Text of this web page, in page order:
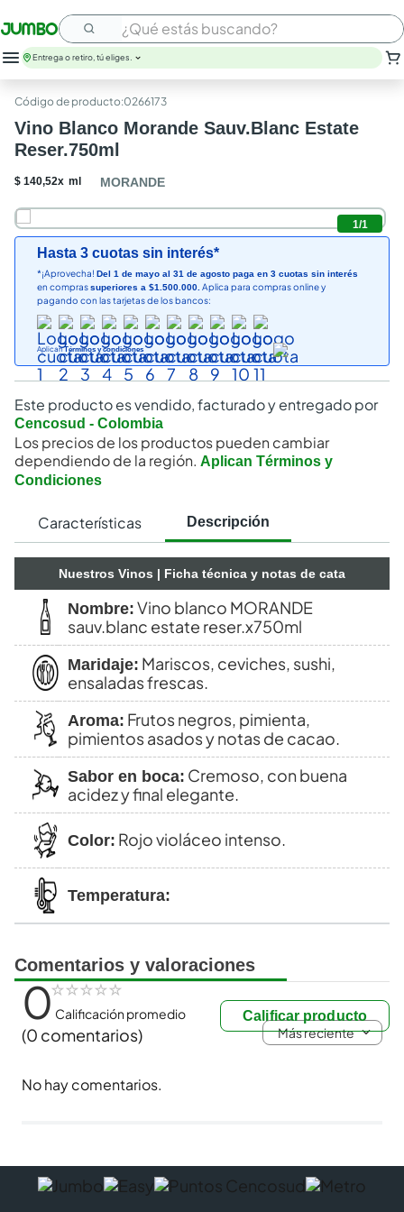
¿Qué estás buscando?
Entrega o retiro, tú eliges.
:0266173
Vino Blanco Morande Sauv.Blanc Estate
Reser.750ml
$ 140,52x ml MORANDE
1/1
Hasta 3 cuotas sin interés*
*¡Aprovecha! Del 1 de mayo al 31 de agosto paga en 3 cuotas sin interés
en comprassuperiores a $1.500.000. Aplica para compras online y
pagando con las tarjetas de los bancos:
AplicanTérminos y condiciones
Este producto es vendido, facturado y entregado por
Cencosud - Colombia
Los precios de los productos pueden cambiar
dependiendo de la región. Aplican Términos y
Condiciones
Características Descripción
Nuestros Vinos | Ficha técnica y notas de cata
Nombre: Vino blanco MORANDE
sauv.blanc estate reser.x750ml
Maridaje: Mariscos, ceviches, sushi,
ensaladas frescas.
Aroma: Frutos negros, pimienta,
pimientos asados y notas de cacao.
Sabor en boca: Cremoso, con buena
acidez y final elegante.
Color: Rojo violáceo intenso.
Temperatura:
Comentarios y valoraciones
Calificar producto
☆☆☆☆☆
0Calificación promedio
(0 comentarios) Más reciente
No hay comentarios.